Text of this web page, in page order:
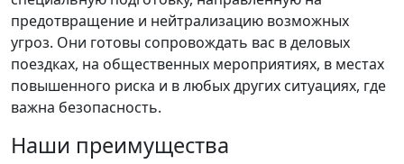
предотвращение и нейтрализацию возможных
угроз. Они готовы сопровождать вас в деловых
поездках, на общественных мероприятиях, в местах
повышенного риска и в любых других ситуациях, где
важна безопасность.
Наши преимущества